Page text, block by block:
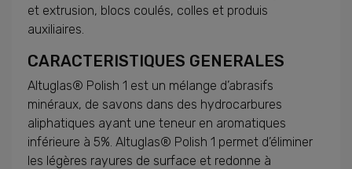
et extrusion, blocs coulés, colles et produis
auxiliaires.
CARACTERISTIQUES GENERALES
Altuglas® Polish 1 est un mélange d’abrasifs
minéraux, de savons dans des hydrocarbures
aliphatiques ayant une teneur en aromatiques
inférieure à 5%. Altuglas® Polish 1 permet d’éliminer
les légères rayures de surface et redonne à